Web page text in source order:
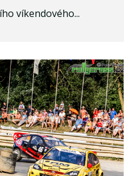
víkendového...